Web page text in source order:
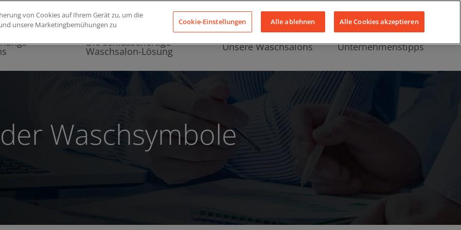
Über uns News Kontakt LinkedInYouTubeFacebook
Die schlüsselfertige
Waschsalon-Lösung Unsere Waschsalons Unternehmenstipps
Waschsymbole
von Cookies auf Ihrem Gerät zu, um die
unsere Marketingbemühungen zu
Cookie-Einstellungen Alle ablehnen Alle Cookies akzeptieren